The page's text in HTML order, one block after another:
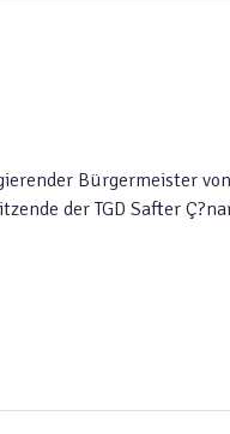
Bürgermeister von
der TGD Safter